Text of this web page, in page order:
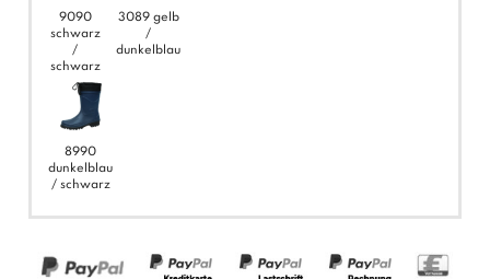
9090
schwarz
/
schwarz
8990
dunkelblau
/ schwarz
3089 gelb
/
dunkelblau